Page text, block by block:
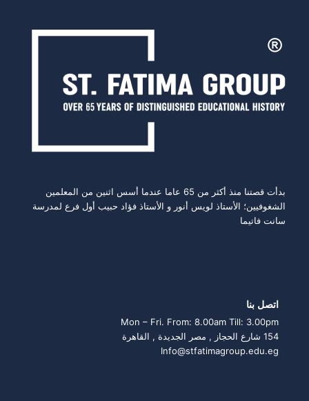
بدأت قصتنا منذ أكثر من 65 عاما عندما أسس اثنين من المعلمين
الشغوفيين؛ الأستاذ لويس أنور و الأستاذ فؤاد حبيب أول فرع لمدرسة
سانت فاتيما
اتصل بنا
Mon – Fri. From: 8.00am Till: 3.00pm
154 شارع الحجاز , مصر الجديدة , القاهرة
Info@stfatimagroup.edu.eg